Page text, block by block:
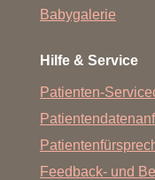
Babygalerie
Hilfe & Service
Patienten-
Feedback- und